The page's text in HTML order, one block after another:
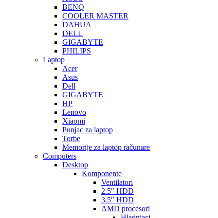
BENQ
COOLER MASTER
DAHUA
DELL
GIGABYTE
PHILIPS
Laptop
Acer
Asus
Dell
GIGABYTE
HP
Lenovo
Xiaomi
Punjac za laptop
Torbe
Memorije za laptop računare
Computers
Desktop
Komponente
Ventilatori
2.5″ HDD
3.5″ HDD
AMD procesori